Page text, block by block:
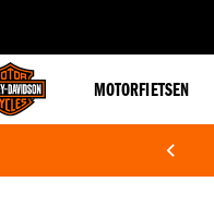
MOTORFIETSEN